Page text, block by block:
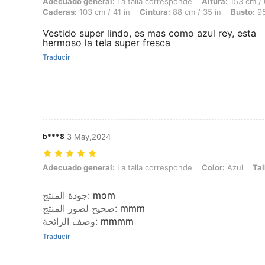
Caderas: 103 cm / 41 in Cintura: 88 cm / 35 in Busto:
Vestido super lindo, es mas como azul rey, esta
hermoso la tela super fresca
Traducir
b***8 3 May,2024
Adecuado general: La talla corresponde, Color: Azul, Talla: L
Adecuado general: La talla corresponde Color: Azul
جودة المنتج: mom
صحيح لصور المنتج: mmm
وصف الرائحة: mmmm
Traducir